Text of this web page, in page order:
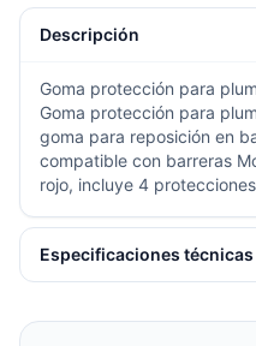
Descripción
Goma protección para
Goma protección para
goma para reposición en
compatible con barreras
rojo, incluye 4
Especificaciones técnicas